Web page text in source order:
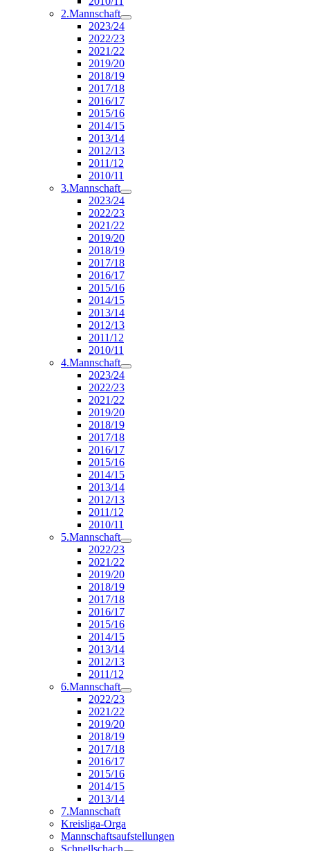
2.Mannschaft
2023/24
2022/23
2021/22
2019/20
2018/19
2017/18
2016/17
2015/16
2014/15
2013/14
2012/13
2011/12
2010/11
3.Mannschaft
2023/24
2022/23
2021/22
2019/20
2018/19
2017/18
2016/17
2015/16
2014/15
2013/14
2012/13
2011/12
2010/11
4.Mannschaft
2023/24
2022/23
2021/22
2019/20
2018/19
2017/18
2016/17
2015/16
2014/15
2013/14
2012/13
2011/12
2010/11
5.Mannschaft
2022/23
2021/22
2019/20
2018/19
2017/18
2016/17
2015/16
2014/15
2013/14
2012/13
2011/12
6.Mannschaft
2022/23
2021/22
2019/20
2018/19
2017/18
2016/17
2015/16
2014/15
2013/14
7.Mannschaft
Kreisliga-Orga
Mannschaftsaufstellungen
Schnellschach